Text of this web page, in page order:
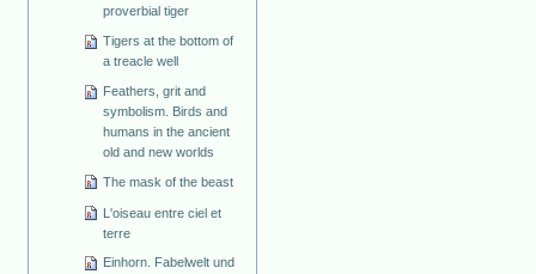
proverbial tiger
Tigers at the bottom of
a treacle well
Feathers, grit and
symbolism. Birds and
humans in the ancient
old and new worlds
The mask of the beast
L'oiseau entre ciel et
terre
Einhorn. Fabelwelt und